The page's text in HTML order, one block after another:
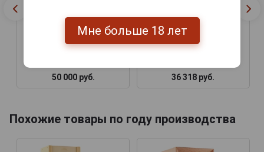
50 000 руб. 36 318 руб.
Похожие товары по году производства
Мне больше 18 лет